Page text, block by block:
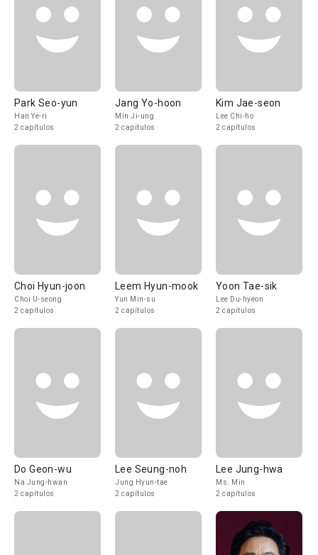
Park Seo-yun
Han Ye-ri
2 capítulos
Jang Yo-hoon
Min Ji-ung
2 capítulos
Kim Jae-seon
Lee Chi-ho
2 capítulos
Choi Hyun-joon
Choi U-seong
2 capítulos
Leem Hyun-mook
Yun Min-su
2 capítulos
Yoon Tae-sik
Lee Du-hyeon
2 capítulos
Do Geon-wu
Na Jung-hwan
2 capítulos
Lee Seung-noh
Jung Hyun-tae
2 capítulos
Lee Jung-hwa
Ms. Min
2 capítulos